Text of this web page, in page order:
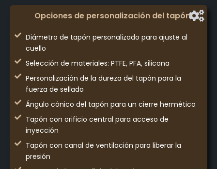
Opciones de personalización del tapón
Diámetro de tapón personalizado para ajuste al
cuello
Selección de materiales: PTFE, PFA, silicona
Personalización de la dureza del tapón para la
fuerza de sellado
Ángulo cónico del tapón para un cierre hermético
Tapón con orificio central para acceso de
inyección
Tapón con canal de ventilación para liberar la
presión